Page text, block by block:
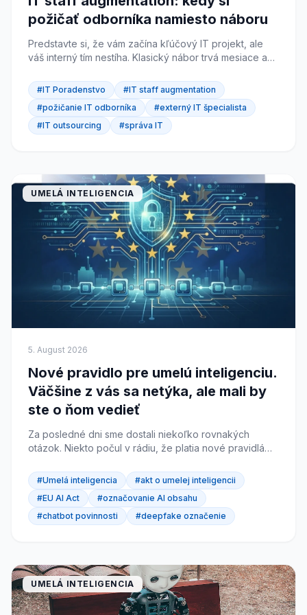
požičať odborníka namiesto náboru
Predstavte si, že vám začína kľúčový IT projekt, ale
váš interný tím nestíha. Klasický nábor trvá mesiace a
#IT Poradenstvo
#IT staff augmentation
#požičanie IT odborníka
#externý IT špecialista
#IT outsourcing
#správa IT
UMELÁ INTELIGENCIA
5. August 2026
Nové pravidlo pre umelú inteligenciu.
Väčšine z vás sa netýka, ale mali by
ste o ňom vedieť
Za posledné dni sme dostali niekoľko rovnakých
otázok. Niekto počul v rádiu, že platia nové pravidlá
v...#Umelá inteligencia
#akt o umelej inteligencii
#EU AI Act
#označovanie AI obsahu
#chatbot povinnosti
#deepfake označenie
UMELÁ INTELIGENCIA